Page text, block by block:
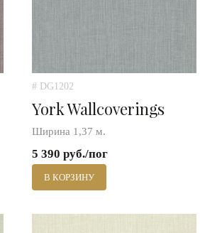
# DG1202
York Wallcoverings
Ширина 1,37 м.
5 390 руб./пог
В КОРЗИНУ